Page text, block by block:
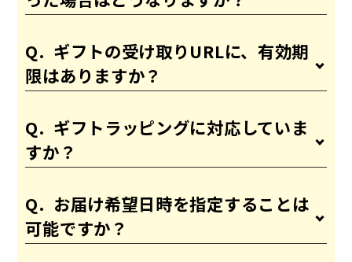
ギフトの受け取りURLに、有効期
限はありますか？
ギフトラッピングに対応していま
すか？
お届け希望日時を指定することは
可能ですか？